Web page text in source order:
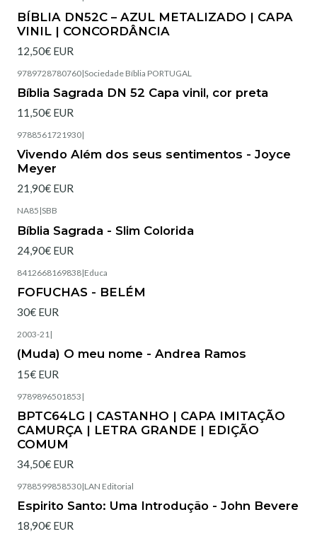
BÍBLIA DN52C – AZUL METALIZADO | CAPA
VINIL | CONCORDÂNCIA
12,50€ EUR
9789728780760|Sociedade Bíblia PORTUGAL
Bíblia Sagrada DN 52 Capa vinil, cor preta
11,50€ EUR
9788561721930|
Vivendo Além dos seus sentimentos - Joyce
Meyer
21,90€ EUR
NA85 |SBB
Bíblia Sagrada - Slim Colorida
24,90€ EUR
8412668169838|Educa
FOFUCHAS - BELÉM
30€ EUR
2003-21|
(Muda) O meu nome - Andrea Ramos
15€ EUR
9789896501853 |
BPTC64LG | CASTANHO | CAPA IMITAÇÃO
CAMURÇA | LETRA GRANDE | EDIÇÃO
COMUM
34,50€ EUR
9788599858530|LAN Editorial
Espirito Santo: Uma Introdução - John Bevere
18,90€ EUR